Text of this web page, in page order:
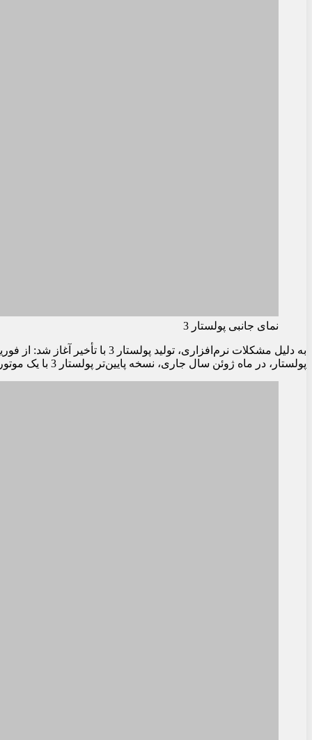
نمای جانبی پولستار 3
به دلیل مشکلات
پولستار، در ماه ژوئن سال جاری، نسخه پایین‌تر پولستار 3 با یک موتور برقی روی محور عقب (به نام Long Range Single Motor) معرفی شد – این نسخه در حال حاضر فقط در ایالات متحده تولید می‌شود و اخیراً گواهی‌نامه دریافت کرده و وارد بازار شده است.